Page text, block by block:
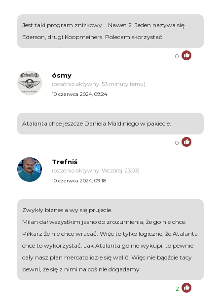
Jest taki program zniżkowy... Nawet 2. Jeden nazywa się
Ederson, drugi Koopmeiners. Polecam skorzystać
0
ósmy
(ostatnio aktywny: 53 minuty temu)
10 czerwca 2024, 09:24
Atalanta chce jeszcze Daniela Maldiniego w pakiecie.
0
Trefniś
(ostatnio aktywny: Wczoraj, 23:03)
10 czerwca 2024, 09:18
Zwykły biznes a wy się prujecie.
Milan dał wszystkim jasno do zrozumienia, że go nie chce.
Piłkarz że nie chce wracać. Więc to tylko logiczne, że Atalanta
chce to wykorzystać. Jak Atalanta go nie wykupi, to pewnie
cały nasz plan mercato idzie się walić. Więc nie bądźcie tacy
pewni, że się z nimi na coś nie dogadamy.
2